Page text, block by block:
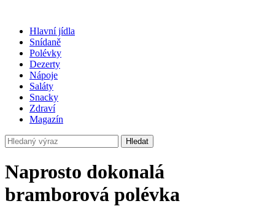
Hlavní jídla
Snídaně
Polévky
Dezerty
Nápoje
Saláty
Snacky
Zdraví
Magazín
Hledat
Naprosto dokonalá
bramborová polévka